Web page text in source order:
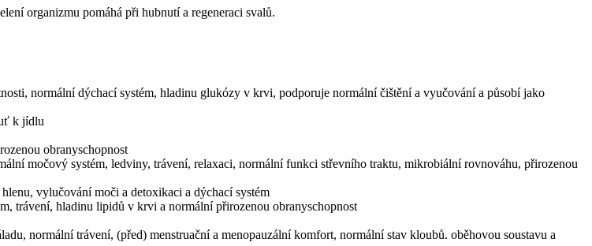
organizmu pomáhá při hubnutí a regeneraci svalů.
normální dýchací systém, hladinu glukózy v krvi, podporuje normální čištění a vyučování a působí jako
k jídlu
obranyschopnost
močový systém, ledviny, trávení, relaxaci, normální funkci střevního traktu, mikrobiální rovnováhu, přirozenou
vylučování moči a detoxikaci a dýchací systém
trávení, hladinu lipidů v krvi a normální přirozenou obranyschopnost
normální trávení, (před) menstruační a menopauzální komfort, normální stav kloubů. oběhovou soustavu a